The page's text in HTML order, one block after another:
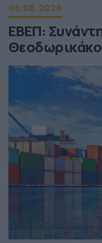
06.08.2026
ΕΒΕΠ: